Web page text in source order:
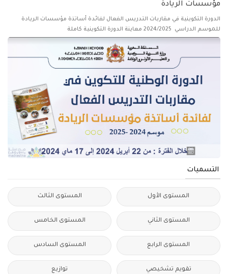
مؤسسات الريادة
الدورة التكوينية في مقاربات التدريس الفعال لفائدة أساتذة مؤسسات الريادة
للموسم الدراسي 2024/2025 معاينة الدورة التكوينية كاملة
التسميات
المستوى الأول المستوى الثالث
المستوى الثاني المستوى الخامس
المستوى الرابع المستوى السادس
تقويم تشخيصي توازيع